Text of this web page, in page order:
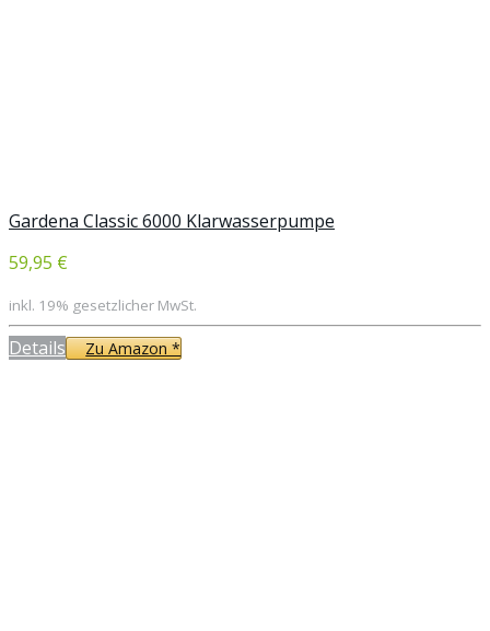
Gardena Classic 6000 Klarwasserpumpe
59,95 €
inkl. 19% gesetzlicher MwSt.
Details Zu Amazon *